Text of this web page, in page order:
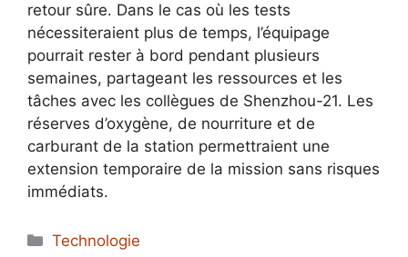
retour sûre. Dans le cas où les tests
nécessiteraient plus de temps, l’équipage
pourrait rester à bord pendant plusieurs
semaines, partageant les ressources et les
tâches avec les collègues de Shenzhou-21. Les
réserves d’oxygène, de nourriture et de
carburant de la station permettraient une
extension temporaire de la mission sans risques
immédiats.
Catégories
Technologie